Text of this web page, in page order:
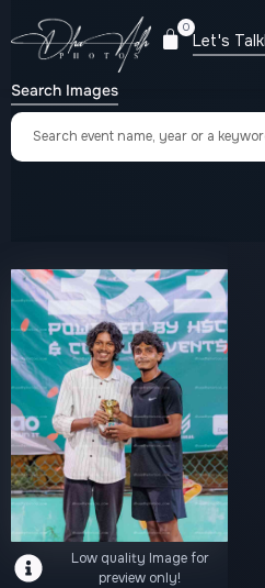
0
Let's Talk
Search Images
Low quality Image for
preview only!